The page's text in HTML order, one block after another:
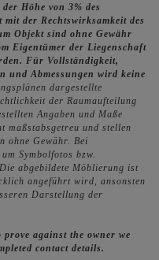
Höhe von 3% des
der Rechtswirksamkeit des
Objekt sind ohne Gewähr
Eigentümer der Liegenschaft
Für Vollständigkeit,
und Abmessungen wird keine
dargestellte
der Raumaufteilung
Angaben und Maße
maßstabsgetreu und stellen
ohne Gewähr. Bei
Symbolfotos bzw.
abgebildete Möblierung ist
angeführt wird, ansonsten
Darstellung der
against the owner we
contact details.